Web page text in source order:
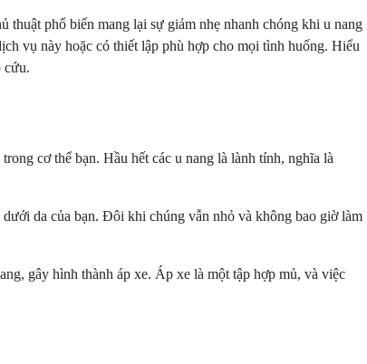
thuật phổ biến mang lại sự giảm nhẹ nhanh chóng khi u nang
vụ này hoặc có thiết lập phù hợp cho mọi tình huống. Hiểu
cứu.
cơ thể bạn. Hầu hết các u nang là lành tính, nghĩa là
da của bạn. Đôi khi chúng vẫn nhỏ và không bao giờ làm
gây hình thành áp xe. Áp xe là một tập hợp mủ, và việc